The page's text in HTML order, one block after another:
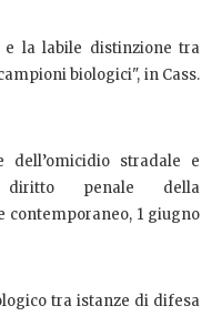
la labile distinzione tra
biologici", in Cass.
dell’omicidio stradale e
diritto penale della
contemporaneo, 1 giugno
tra istanze di difesa